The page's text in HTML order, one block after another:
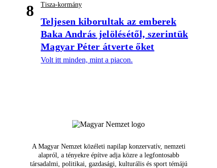
8 Tisza-kormány
Teljesen kiborultak az emberek
Baka András jelölésétől, szerintük
Magyar Péter átverte őket
Volt itt minden, mint a piacon.
A Magyar Nemzet közéleti napilap konzervatív, nemzeti
alapról, a tényekre építve adja közre a legfontosabb
társadalmi, politikai, gazdasági, kulturális és sport témájú